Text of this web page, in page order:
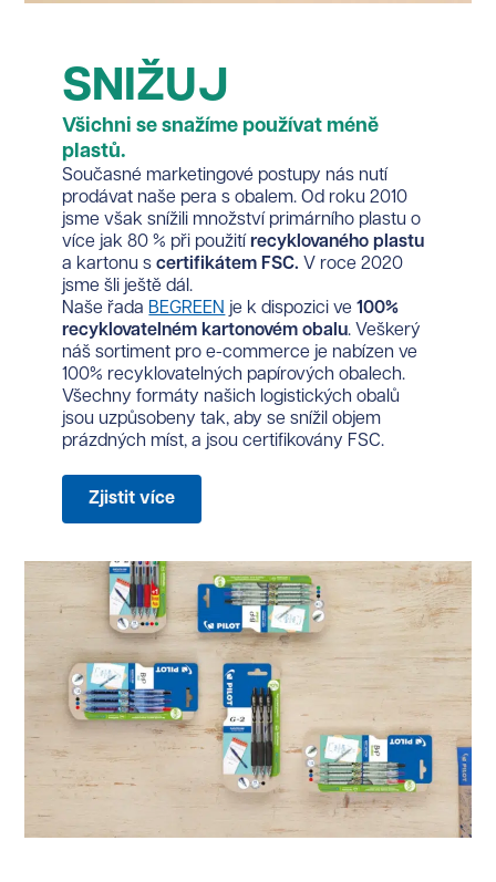
SNIŽUJ
Všichni se snažíme používat méně
plastů.
Současné marketingové postupy nás nutí
prodávat naše pera s obalem. Od roku 2010
jsme však snížili množství primárního plastu o
více jak 80 % při použitírecyklovaného plastu
a kartonu scertifikátem FSC. V roce 2020
jsme šli ještě dál.
Naše řada BEGREEN je k dispozici ve100%
recyklovatelném kartonovém obalu. Veškerý
náš sortiment pro e-commerce je nabízen ve
100% recyklovatelných papírových obalech.
Všechny formáty našich logistických obalů
jsou uzpůsobeny tak, aby se snížil objem
prázdných míst, a jsou certifikovány FSC.
Zjistit více